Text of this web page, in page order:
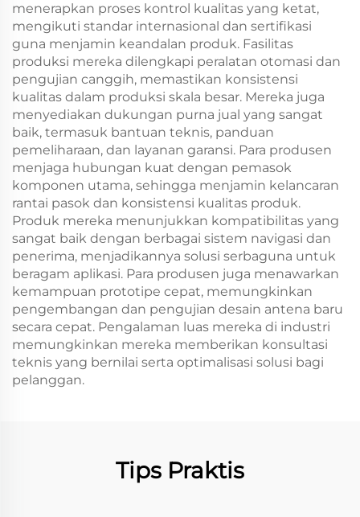
menerapkan proses kontrol kualitas yang ketat,
mengikuti standar internasional dan sertifikasi
guna menjamin keandalan produk. Fasilitas
produksi mereka dilengkapi peralatan otomasi dan
pengujian canggih, memastikan konsistensi
kualitas dalam produksi skala besar. Mereka juga
menyediakan dukungan purna jual yang sangat
baik, termasuk bantuan teknis, panduan
pemeliharaan, dan layanan garansi. Para produsen
menjaga hubungan kuat dengan pemasok
komponen utama, sehingga menjamin kelancaran
rantai pasok dan konsistensi kualitas produk.
Produk mereka menunjukkan kompatibilitas yang
sangat baik dengan berbagai sistem navigasi dan
penerima, menjadikannya solusi serbaguna untuk
beragam aplikasi. Para produsen juga menawarkan
kemampuan prototipe cepat, memungkinkan
pengembangan dan pengujian desain antena baru
secara cepat. Pengalaman luas mereka di industri
memungkinkan mereka memberikan konsultasi
teknis yang bernilai serta optimalisasi solusi bagi
pelanggan.
Tips Praktis